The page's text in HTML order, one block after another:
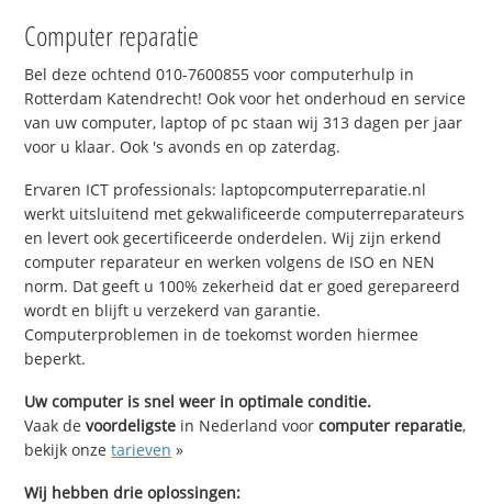
Computer reparatie
Bel deze ochtend 010-7600855 voor computerhulp in
Rotterdam Katendrecht! Ook voor het onderhoud en service
van uw computer, laptop of pc staan wij 313 dagen per jaar
voor u klaar. Ook 's avonds en op zaterdag.
Ervaren ICT professionals: laptopcomputerreparatie.nl
werkt uitsluitend met gekwalificeerde computerreparateurs
en levert ook gecertificeerde onderdelen. Wij zijn erkend
computer reparateur en werken volgens de ISO en NEN
norm. Dat geeft u 100% zekerheid dat er goed gerepareerd
wordt en blijft u verzekerd van garantie.
Computerproblemen in de toekomst worden hiermee
beperkt.
Uw computer is snel weer in optimale conditie.
Vaak devoordeligste in Nederland voorcomputer reparatie,
bekijk onzetarieven »
Wij hebben drie oplossingen: